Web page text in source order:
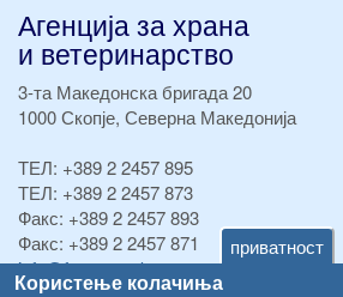
приватност
Користење колачиња
Агенција за храна
и ветеринарство
3-та Македонска бригада 20
1000 Скопје, Северна Македонија
ТЕЛ: +389 2 2457 895
ТЕЛ: +389 2 2457 873
Факс: +389 2 2457 893
Факс: +389 2 2457 871
info@fva.gov.mk